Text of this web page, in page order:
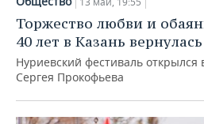
Торжество любви и
40 лет в Казань
Нуриевский фестиваль открылся
Сергея Прокофьева